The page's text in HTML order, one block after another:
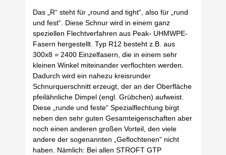
Das „R“ steht für „round and tight“, also für „rund
und fest“. Diese Schnur wird in einem ganz
speziellen Flechtverfahren aus Peak- UHMWPE-
Fasern hergestellt. Typ R12 besteht z.B. aus
300x8 = 2400 Einzelfasern, die in einem sehr
kleinen Winkel miteinander verflochten werden.
Dadurch wird ein nahezu kreisrunder
Schnurquerschnitt erzeugt, der an der Oberfläche
pfeilähnliche Dimpel (engl. Grübchen) aufweist.
Diese „runde und feste“ Spezialflechtung birgt
neben den sehr guten Gesamteigenschaften aber
noch einen anderen großen Vorteil, den viele
andere der sogenannten „Geflochtenen“ nicht
haben. Nämlich: Bei allen STROFT GTP